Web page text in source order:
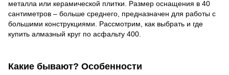
металла или керамической плитки. Размер оснащения в 40
сантиметров – больше среднего, предназначен для работы с
большими конструкциями. Рассмотрим, как выбрать и где
купить алмазный круг по асфальту 400.
Какие бывают? Особенности